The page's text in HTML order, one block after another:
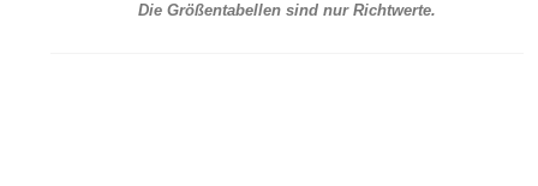
Die Größentabellen sind nur Richtwerte.